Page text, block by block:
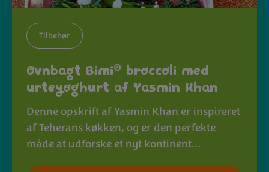
Tilbehør
Ovnbagt Bimi® broccoli med
urteyoghurt af Yasmin Khan
Denne opskrift af Yasmin Khan er inspireret
af Teherans køkken, og er den perfekte
måde at udforske et nyt kontinent…